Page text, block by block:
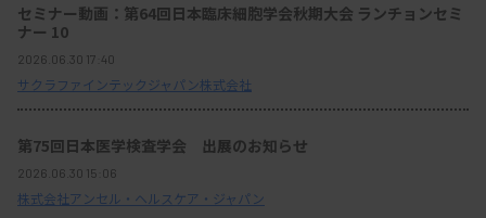
セミナー動画：第64回日本臨床細胞学会秋期大会 ランチョンセミ
ナー 10
2026.06.30 17:40
サクラファインテックジャパン株式会社
第75回日本医学検査学会 出展のお知らせ
2026.06.30 15:06
株式会社アンセル・ヘルスケア・ジャパン